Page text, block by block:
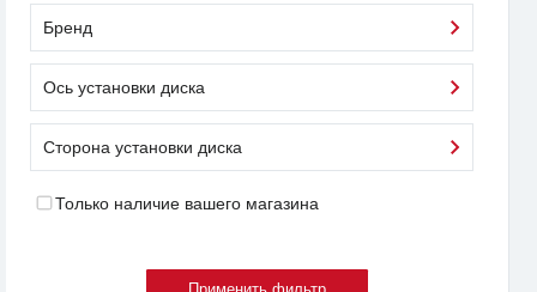
Бренд
Ось установки диска
Сторона установки диска
Только наличие вашего магазина